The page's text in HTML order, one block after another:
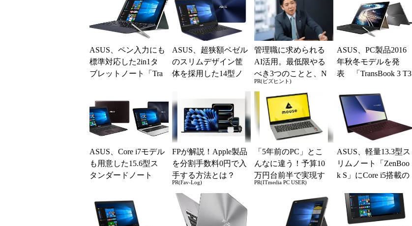
ASUS、ペン入力にも
標準対応した2in1タ
ブレットノート「Tra
ASUS、超狭額ベゼル
のスリムデザイン筐
体を採用した14型ノ
管理職に求められる
AI活用。最低限やる
べき3つのことと、N
Gな自己認識
PR(ビズヒント)
ASUS、PC製品2016
年秋冬モデルを発
表 「TransBook 3 T3
ASUS、Core i7モデル
も用意した15.6型ス
タンダードノート
A...
FPが解説！Apple製品
を分割手数料0円で入
手する方法とは？
PR(Fav-Log)
「5年前のPC」とこ
んなに違う！予算10
万円台前半で実現す
る快適PCライフ
PR(ITmedia PC USER)
ASUS、軽量13.3型ス
リムノート「ZenBoo
k S」にCore i5搭載の